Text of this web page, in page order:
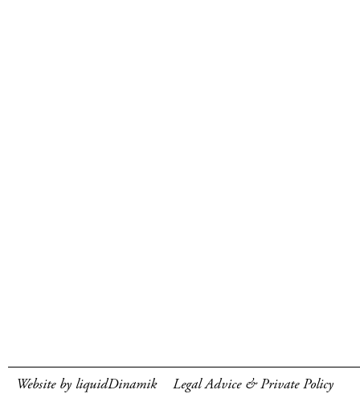
Website by liquidDinamik Legal Advice & Private Policy